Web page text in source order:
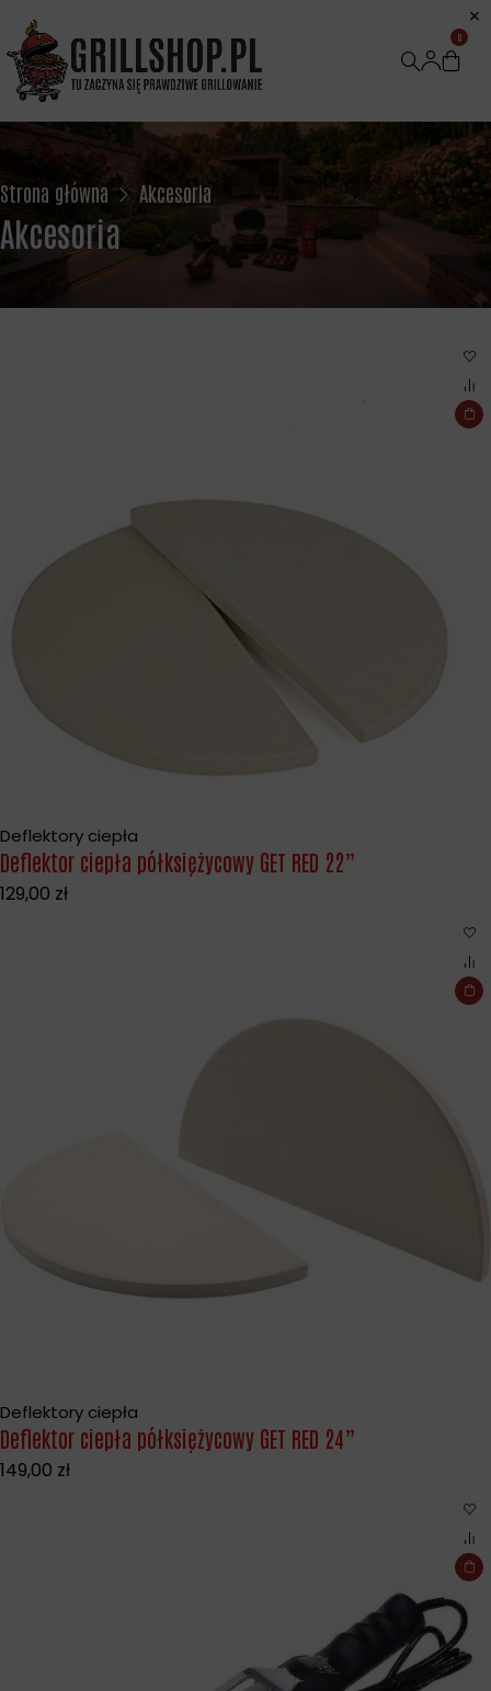
0
Strona główna Akcesoria
Akcesoria
Deflektory ciepła
Deflektor ciepła półksiężycowy GET RED 22”
129,00 zł
Deflektory ciepła
Deflektor ciepła półksiężycowy GET RED 24”
149,00 zł